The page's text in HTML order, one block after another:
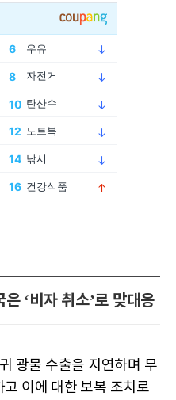
‘비자 취소’로 맞대응
광물 수출을 지연하며 무
이에 대한 보복 조치로